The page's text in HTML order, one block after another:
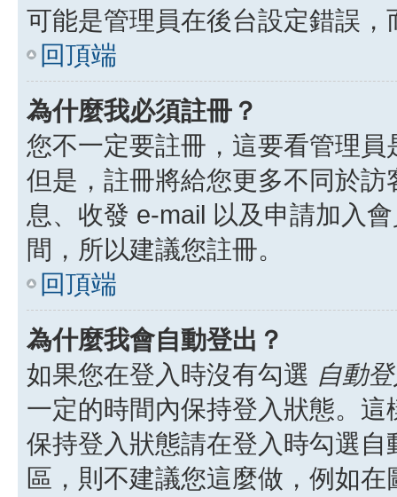
可能是管理員在後台設定錯誤
回頂端
為什麼我必須註冊？
您不一定要註冊，這要看管理
但是，註冊將給您更多不同於
息、收發 e-mail 以及申請加入
間，所以建議您註冊。
回頂端
為什麼我會自動登出？
如果您在登入時沒有勾選 自動
一定的時間內保持登入狀態。
保持登入狀態請在登入時勾選
區，則不建議您這麼做，例如